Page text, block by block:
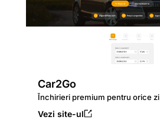
Car2Go
Închirieri premium pentru orice zi
Vezi site-ul